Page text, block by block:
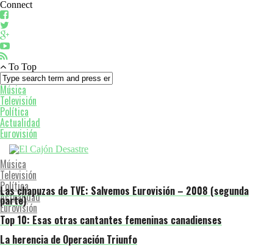
Connect
To Top
Música
Televisión
Política
Actualidad
Eurovisión
Música
Televisión
Política
Actualidad
Eurovisión
Las chapuzas de TVE: Salvemos Eurovisión – 2008 (segunda
parte)
Top 10: Esas otras cantantes femeninas canadienses
La herencia de Operación Triunfo